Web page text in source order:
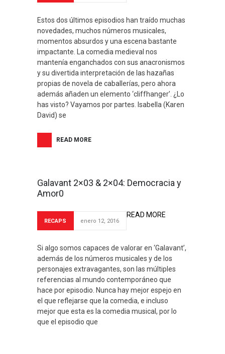
Estos dos últimos episodios han traído muchas
novedades, muchos números musicales,
momentos absurdos y una escena bastante
impactante. La comedia medieval nos
mantenía enganchados con sus anacronismos
y su divertida interpretación de las hazañas
propias de novela de caballerías, pero ahora
además añaden un elemento ‘cliffhanger’. ¿Lo
has visto? Vayamos por partes. Isabella (Karen
David) se
READ MORE
Galavant 2×03 & 2×04: Democracia y
Amor0
RECAPS enero 12, 2016
Si algo somos capaces de valorar en ‘Galavant’,
además de los números musicales y de los
personajes extravagantes, son las múltiples
referencias al mundo contemporáneo que
hace por episodio. Nunca hay mejor espejo en
el que reflejarse que la comedia, e incluso
mejor que esta es la comedia musical, por lo
que el episodio que
READ MORE